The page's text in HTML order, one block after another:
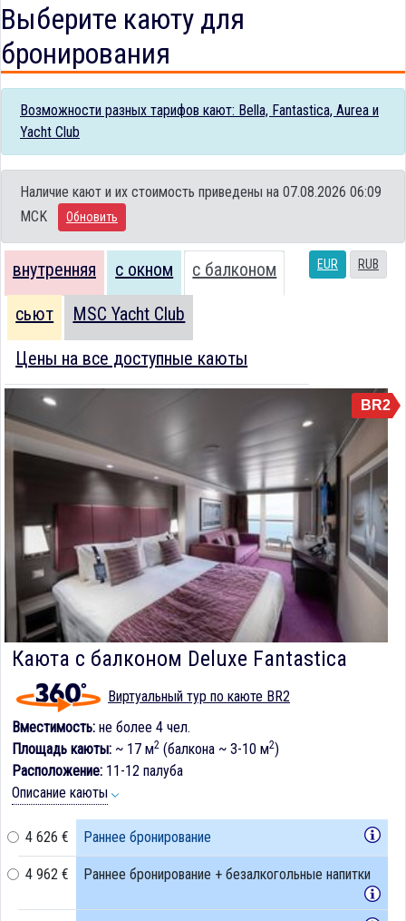
Выберите каюту для
бронирования
Возможности разных тарифов кают: Bella, Fantastica, Aurea и
Yacht Club
Наличие кают и их стоимость приведены на 07.08.2026 06:09
MCK
Обновить
EUR RUB
внутренняя с окном с балконом
сьют MSC Yacht Club
Цены на все доступные каюты
BR2
Каюта с балконом Deluxe Fantastica
Виртуальный тур по каюте BR2
Вместимость: не более 4 чел.
Площадь каюты: ~ 17 м2 (балкона ~ 3-10 м2)
Расположение: 11-12 палуба
Описание каюты
4 626 € Раннее бронирование
4 962 € Раннее бронирование + безалкогольные напитки